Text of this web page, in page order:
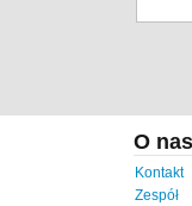
O nas
Kontakt
Zespół